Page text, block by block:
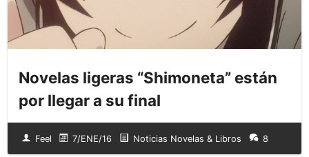
Novelas ligeras “Shimoneta” están
por llegar a su final
Feel 7/ENE/16 Noticias Novelas & Libros 8